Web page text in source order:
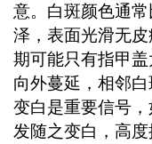
意。白斑颜色通
泽，表面光滑无
期可能只有指甲
向外蔓延，相邻
变白是重要信号
发随之变白，高